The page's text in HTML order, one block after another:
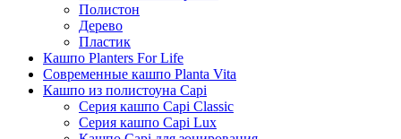
Полистон
Дерево
Пластик
Кашпо Planters For Life
Современные кашпо Planta Vita
Кашпо из полистоуна Capi
Серия кашпо Capi Classic
Серия кашпо Capi Lux